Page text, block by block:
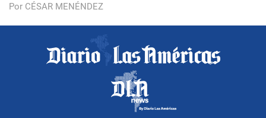
Por CÉSAR MENÉNDEZ